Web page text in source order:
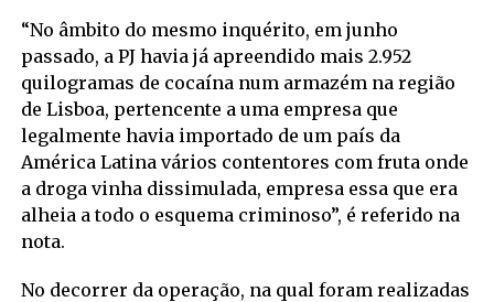
“No âmbito do mesmo inquérito, em junho
passado, a PJ havia já apreendido mais 2.952
quilogramas de cocaína num armazém na região
de Lisboa, pertencente a uma empresa que
legalmente havia importado de um país da
América Latina vários contentores com fruta onde
a droga vinha dissimulada, empresa essa que era
alheia a todo o esquema criminoso”, é referido na
nota.
No decorrer da operação, na qual foram realizadas